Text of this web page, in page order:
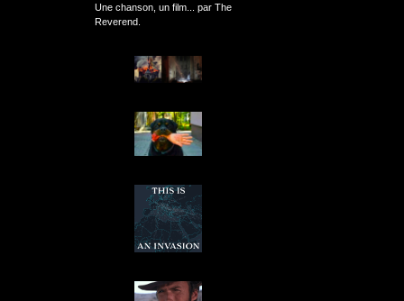
Une chanson, un film... par The
Reverend.